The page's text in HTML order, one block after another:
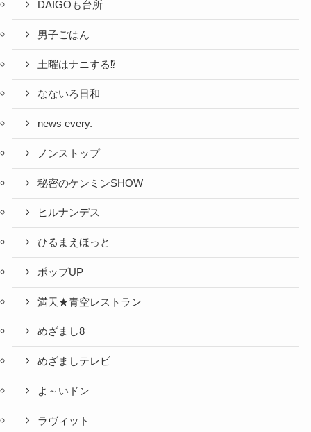
DAIGOも台所
男子ごはん
土曜はナニする⁉
なないろ日和
news every.
ノンストップ
秘密のケンミンSHOW
ヒルナンデス
ひるまえほっと
ポップUP
満天★青空レストラン
めざまし8
めざましテレビ
よ～いドン
ラヴィット